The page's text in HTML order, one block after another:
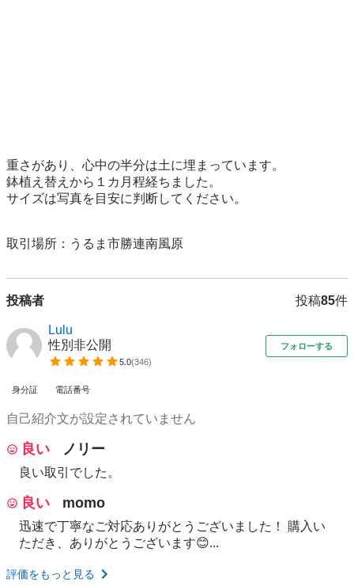
重さがあり、心中の半分は土に埋まっています。
鉢植え替えから１カ月程経ちました。
サイズは写真を目安に判断してください。
取引場所：うるま市勝連南風原
投稿者 投稿85件
Lulu
性別非公開
5.0(346)
フォローする
身分証 電話番号
自己紹介文が設定されていません
良い ノリー
良い取引でした。
良い momo
迅速で丁寧なご対応ありがとうございました！ 購入い
ただき、ありがとうございます😊...
評価をもっと見る